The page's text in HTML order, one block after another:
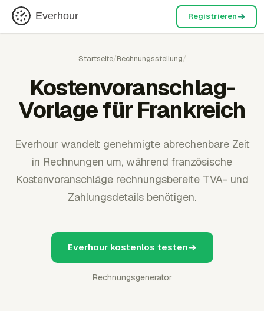
Everhour Registrieren
Startseite/Rechnungsstellung/
Kostenvoranschlag-
Vorlage für Frankreich
Everhour wandelt genehmigte abrechenbare Zeit
in Rechnungen um, während französische
Kostenvoranschläge rechnungsbereite TVA- und
Zahlungsdetails benötigen.
Everhour kostenlos testen
Rechnungsgenerator